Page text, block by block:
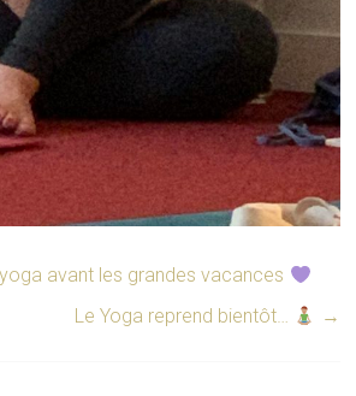
avant les grandes vacances
Le Yoga reprend bientôt…
→